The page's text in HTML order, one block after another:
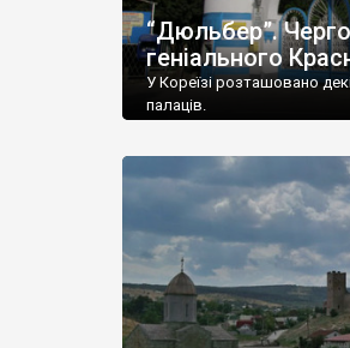
“Дюльбер”.
геніального
У Кореїзі розташовано
палаців.